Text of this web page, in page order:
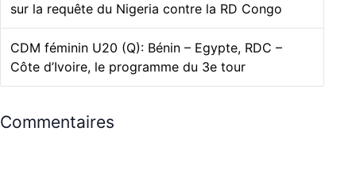
sur la requête du Nigeria contre la RD Congo
CDM féminin U20 (Q): Bénin – Egypte, RDC –
Côte d’Ivoire, le programme du 3e tour
Commentaires